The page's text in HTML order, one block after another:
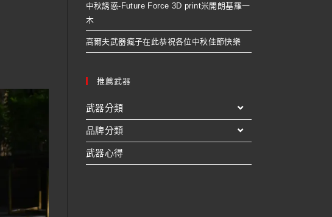
中秋誘惑-Future Force 3D print米開朗基羅一
木
高爾夫武器瘋子在此恭祝各位中秋佳節快樂
推薦武器
武器分類
品牌分類
武器心得